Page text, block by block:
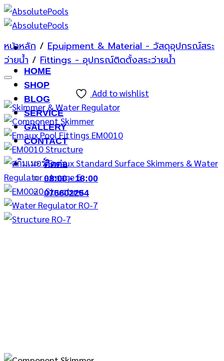
ข้าม
ไป
เนื้อหา
HOME
SHOP
BLOG
SERVICE
GALLERY
CONTACT
ติดต่อ
08:00 - 18:00
076602254
หน้าหลัก / Epuipment & Material - วัสดุอุปกรณ์สระ
ว่ายน้ำ / Fittings - อุปกรณ์ติดตั้งสระว่ายน้ำ
Add to wishlist